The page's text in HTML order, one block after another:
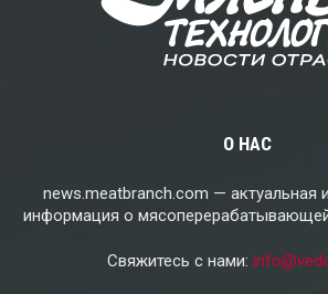
О НАС
news.meatbranch.com — актуальная
информация о
Свяжитесь с нами: